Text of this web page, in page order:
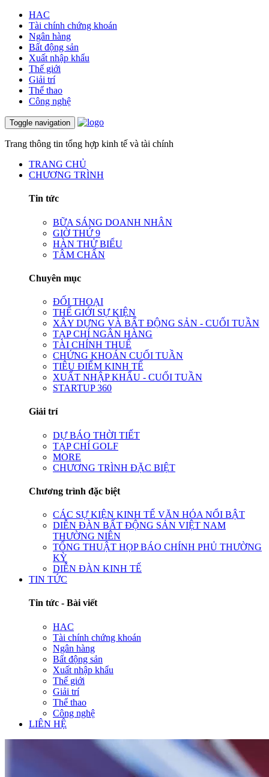
HAC
Tài chính chứng khoán
Ngân hàng
Bất động sản
Xuất nhập khẩu
Thế giới
Giải trí
Thể thao
Công nghệ
Toggle navigation
Trang thông tin tổng hợp kinh tế và tài chính
TRANG CHỦ
CHƯƠNG TRÌNH
Tin tức
BỮA SÁNG DOANH NHÂN
GIỜ THỨ 9
HÀN THỬ BIỂU
TÂM CHẤN
Chuyên mục
ĐỐI THOẠI
THẾ GIỚI SỰ KIỆN
XÂY DỰNG VÀ BẤT ĐỘNG SẢN - CUỐI TUẦN
TẠP CHÍ NGÂN HÀNG
TÀI CHÍNH THUẾ
CHỨNG KHOÁN CUỐI TUẦN
TIÊU ĐIỂM KINH TẾ
XUẤT NHẬP KHẨU - CUỐI TUẦN
STARTUP 360
Giải trí
DỰ BÁO THỜI TIẾT
TẠP CHÍ GOLF
MORE
CHƯƠNG TRÌNH ĐẶC BIỆT
Chương trình đặc biệt
CÁC SỰ KIỆN KINH TẾ VĂN HÓA NỔI BẬT
DIỄN ĐÀN BẤT ĐỘNG SẢN VIỆT NAM
THƯỜNG NIÊN
TỔNG THUẬT HỌP BÁO CHÍNH PHỦ THƯỜNG
KỲ
DIỄN ĐÀN KINH TẾ
TIN TỨC
Tin tức - Bài viết
HAC
Tài chính chứng khoán
Ngân hàng
Bất động sản
Xuất nhập khẩu
Thế giới
Giải trí
Thể thao
Công nghệ
LIÊN HỆ